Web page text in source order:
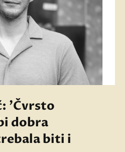
'Čvrsto
dobra
biti i